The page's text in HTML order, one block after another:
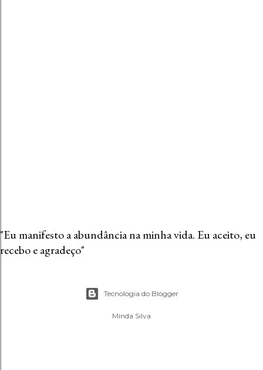
"Eu manifesto a abundância na minha vida. Eu aceito, eu
recebo e agradeço"
Tecnologia do Blogger
Minda Silva